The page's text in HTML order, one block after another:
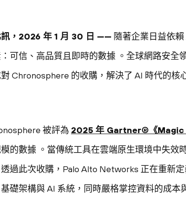
訊，2026 年 1 月 30 日 —— 隨著企業日益依
可信、高品質且即時的數據 。全球網路安
Chronosphere 的收購，解決了 AI 時代的核
被評為 2025 年 Gartner®《Magic
的數據 。當傳統工具在雲端原生環境中失
過此次收購，Palo Alto Networks 正在重新
礎架構與 AI 系統，同時嚴格掌控資料的成本